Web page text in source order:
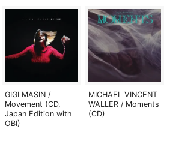
GIGI MASIN /
Movement (CD,
Japan Edition with
OBI)
MICHAEL VINCENT
WALLER / Moments
(CD)